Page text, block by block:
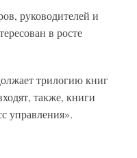
руководителей и
в росте
трилогию книг
также, книги
управления».